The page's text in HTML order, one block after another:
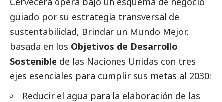
guiado por su estrategia transversal de
sustentabilidad, Brindar un Mundo Mejor,
basada en los Objetivos de Desarrollo
Sostenible de las Naciones Unidas con tres
ejes esenciales para cumplir sus metas al 2030:
Reducir el agua para la elaboración de las